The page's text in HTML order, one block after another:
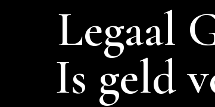
Legaal
Is geld